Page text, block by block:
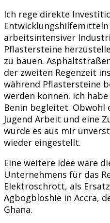
Ich rege direkte
arbeitsintensiver
Pflastersteine
zu bauen.
der zweiten Regenzeit
während Pflastersteine
werden können. Ich
Benin begleitet. Obwohl
Jugend Arbeit und eine
wurde es aus mir
wieder eingestellt.
Eine weitere Idee wäre
Unternehmens für das
Elektroschrott, als
Agbogbloshie in Accra,
Ghana.